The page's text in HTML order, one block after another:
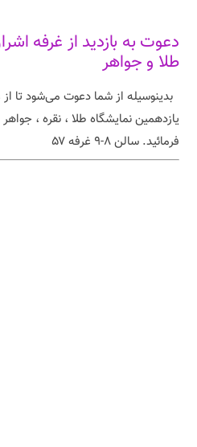
دعوت به بازدید از غرفه
طلا و جواهر
بدینوسیله از شما دعوت می‌شود تا
یازدهمین نمایشگاه طلا ، نقره ،
فرمائید. سالن ۸-۹ غرفه ۵۷